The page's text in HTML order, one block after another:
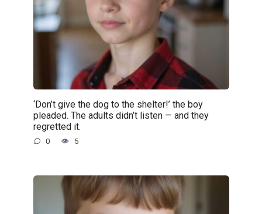
‘Don’t give the dog to the shelter!’ the boy
pleaded. The adults didn’t listen — and they
regretted it.
0 5